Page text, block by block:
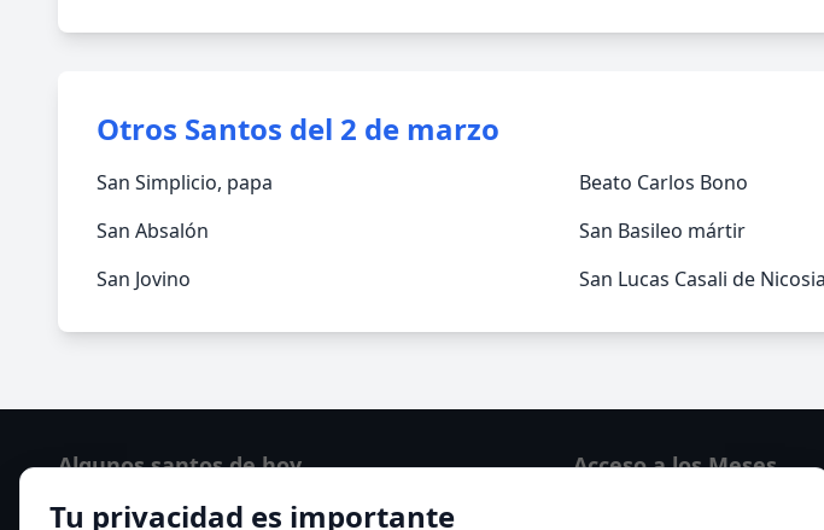
Otros Santos del 2 de marzo
San Simplicio, papa Beato Carlos Bono
San Absalón
San Basileo mártir
San Jovino
San Lucas Casali de Nicosia
Tu privacidad es importante
Algunos santos de hoy
San Cayetano de Thiene
Acceso a los Meses